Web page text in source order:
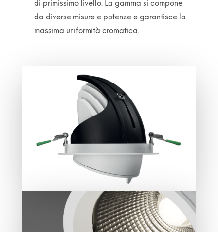
di primissimo livello. La gamma si compone
da diverse misure e potenze e garantisce la
massima uniformità cromatica.